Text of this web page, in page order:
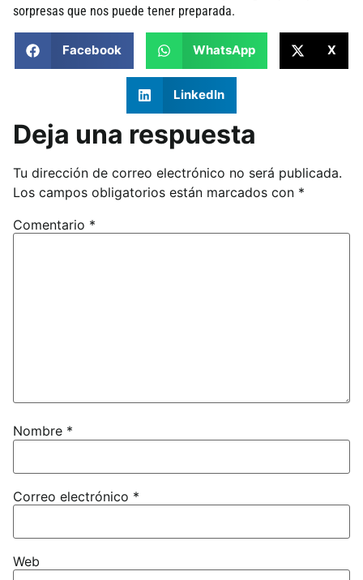
sorpresas que nos puede tener preparada.
Facebook WhatsApp X
LinkedIn
Deja una respuesta
Tu dirección de correo electrónico no será publicada.
Los campos obligatorios están marcados con *
Comentario *
Nombre *
Correo electrónico *
Web